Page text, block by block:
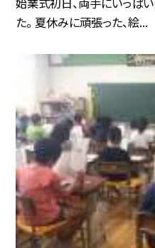
た。 夏休みに頑張った、絵...